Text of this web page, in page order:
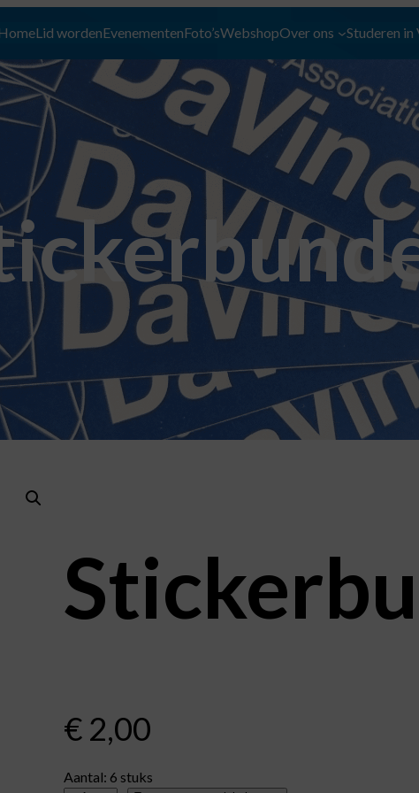
Lid wordenEvenementenFoto’sWebshopOver ons Studeren in
€ 2,00
Aantal: 6 stuks